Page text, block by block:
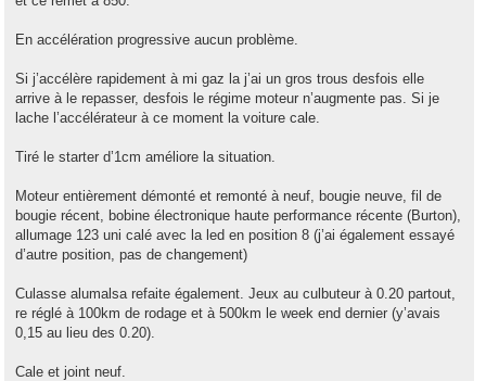
En accélération progressive aucun problème.
Si j’accélère rapidement à mi gaz la j’ai un gros trous desfois elle
arrive à le repasser, desfois le régime moteur n’augmente pas. Si je
lache l’accélérateur à ce moment la voiture cale.
Tiré le starter d’1cm améliore la situation.
Moteur entièrement démonté et remonté à neuf, bougie neuve, fil de
bougie récent, bobine électronique haute performance récente (Burton),
allumage 123 uni calé avec la led en position 8 (j’ai également essayé
d’autre position, pas de changement)
Culasse alumalsa refaite également. Jeux au culbuteur à 0.20 partout,
re réglé à 100km de rodage et à 500km le week end dernier (y’avais
0,15 au lieu des 0.20).
Cale et joint neuf.